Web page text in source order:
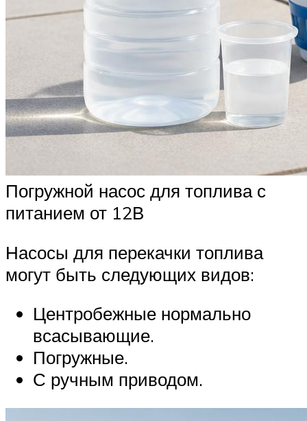
Погружной насос для топлива с
питанием от 12В
Насосы для перекачки топлива
могут быть следующих видов:
Центробежные нормально
всасывающие.
Погружные.
С ручным приводом.